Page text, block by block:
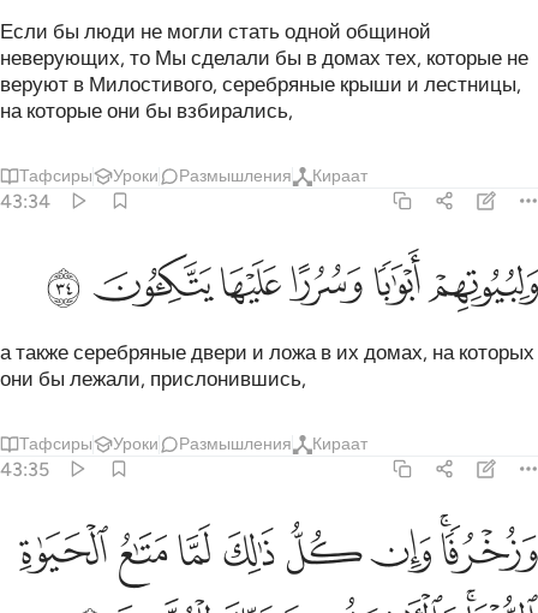
Если бы люди не могли стать одной общиной
неверующих, то Мы сделали бы в домах тех, которые не
веруют в Милостивого, серебряные крыши и лестницы,
на которые они бы взбирались,
Тафсиры Уроки Размышления Кираат
43:34
ولبيوتهم ابوابا وسررا عليها يتكيون ٣٤
وَلِبُيُوتِهِمْ أَبْوَٰبًۭا وَسُرُرًا عَلَيْهَا يَتَّكِـُٔونَ ٣٤
ﱁﱂﱃﱄﱅﱆ
а также серебряные двери и ложа в их домах, на которых
они бы лежали, прислонившись,
Тафсиры Уроки Размышления Кираат
43:35
وزخرفا وان كل ذالك لما متاع الحياة الدنيا والاخرة عند ربك للمتقين ٣٥
وَزُخْرُفًۭا ۚ وَإِن كُلُّ ذَٰلِكَ لَمَّا مَتَـٰعُ ٱلْحَيَوٰةِ ٱلدُّنْيَا ۚ وَٱلْـَٔاخِرَةُ عِندَ رَبِّكَ لِلْمُتَّقِينَ
ﱇﱈﱉﱊﱋﱌﱍﱎ